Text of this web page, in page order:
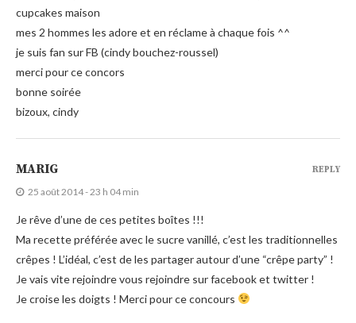
cupcakes maison
mes 2 hommes les adore et en réclame à chaque fois ^^
je suis fan sur FB (cindy bouchez-roussel)
merci pour ce concors
bonne soirée
bizoux, cindy
MARIG
25 août 2014 - 23 h 04 min
Je rêve d’une de ces petites boîtes !!!
Ma recette préférée avec le sucre vanillé, c’est les traditionnelles
crêpes ! L’idéal, c’est de les partager autour d’une “crêpe party” !
Je vais vite rejoindre vous rejoindre sur facebook et twitter !
Je croise les doigts ! Merci pour ce concours
REPLY